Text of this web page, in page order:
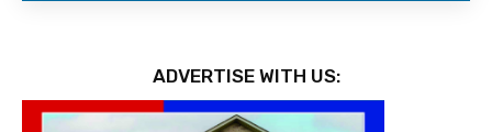
ADVERTISE WITH US: